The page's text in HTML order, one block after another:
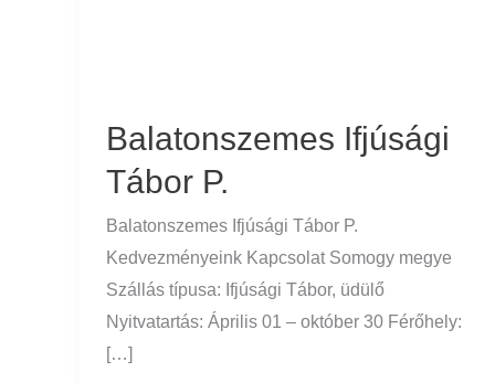
Balatonszemes Ifjúsági
Tábor P.
Balatonszemes Ifjúsági Tábor P.
Kedvezményeink Kapcsolat Somogy megye
Szállás típusa: Ifjúsági Tábor, üdülő
Nyitvatartás: Április 01 – október 30 Férőhely:
[…]